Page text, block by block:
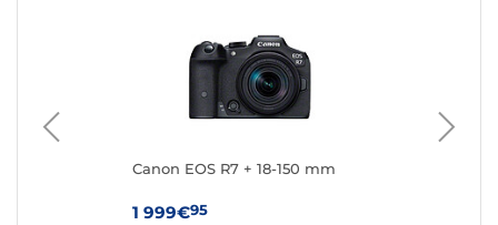
Canon EOS R7 + 18-150 mm
1 999€95